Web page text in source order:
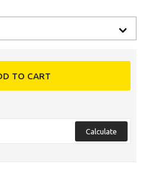
TO CART
Calculate